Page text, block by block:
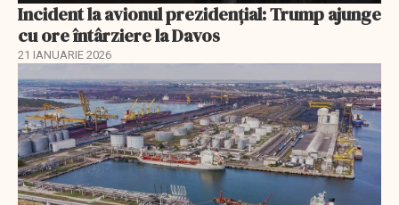
Incident la avionul prezidențial: Trump ajunge
cu ore întârziere la Davos
21 IANUARIE 2026
EXCLUSIV